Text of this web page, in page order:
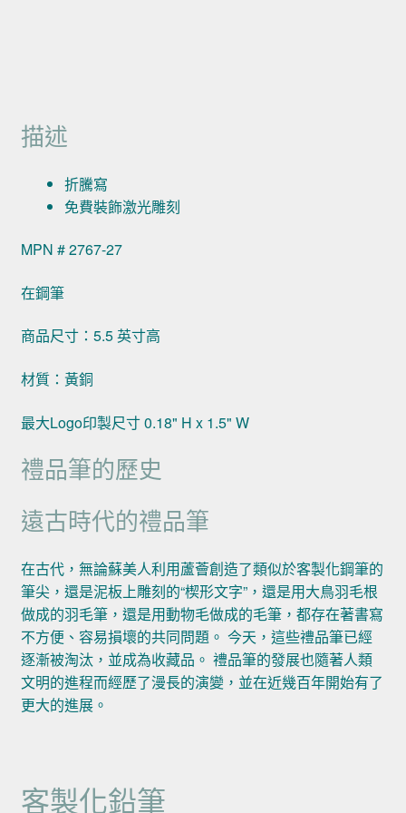
描述
折騰寫
免費裝飾激光雕刻
MPN # 2767-27
在鋼筆
商品尺寸：5.5 英寸高
材質：黃銅
最大Logo印製尺寸 0.18" H x 1.5" W
禮品筆的歷史
遠古時代的禮品筆
在古代，無論蘇美人利用蘆薈創造了類似於客製化鋼筆的
筆尖，還是泥板上雕刻的“楔形文字”，還是用大鳥羽毛根
做成的羽毛筆，還是用動物毛做成的毛筆，都存在著書寫
不方便、容易損壞的共同問題。 今天，這些禮品筆已經
逐漸被淘汰，並成為收藏品。 禮品筆的發展也隨著人類
文明的進程而經歷了漫長的演變，並在近幾百年開始有了
更大的進展。
客製化鉛筆